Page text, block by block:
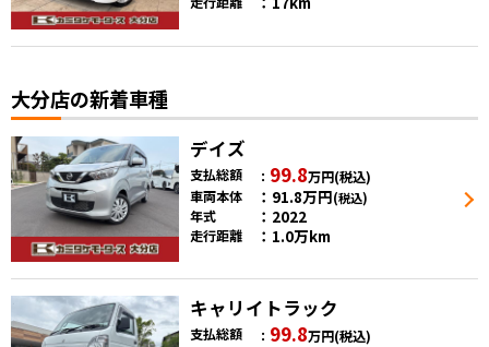
大分店の新着車種
デイズ
支払総額 99.8万円(税込)
車両本体
91.8万円(税込)
年式 2022
走行距離 1.0万km
キャリイトラック
支払総額 99.8万円(税込)